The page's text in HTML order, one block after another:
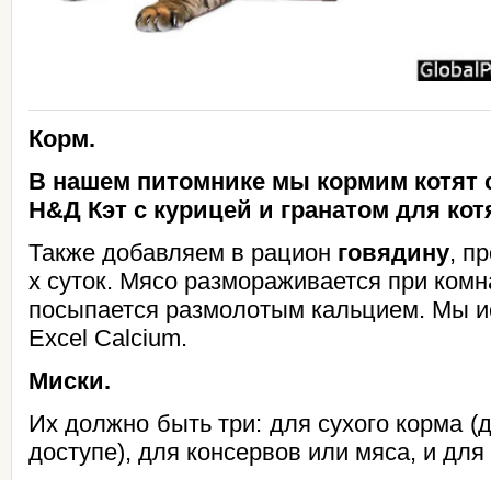
Корм.
В нашем питомнике мы кормим
Н&Д Кэт с курицей и гранатом для
Также добавляем в рацион говядину,
х суток. Мясо размораживается при
посыпается размолотым кальцием. Мы
Excel Calcium.
Миски.
Их должно быть три: для сухого корма
доступе), для консервов или мяса, и